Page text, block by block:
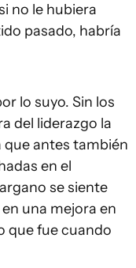
no le hubiera
pasado, habría
lo suyo. Sin los
del liderazgo la
que antes también
en el
se siente
una mejora en
que fue cuando